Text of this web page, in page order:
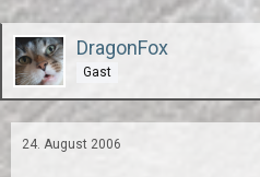
DragonFox
Gast
24. August 2006